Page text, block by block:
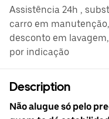
Assistência 24h ,
carro em
desconto em
por indicação
Description
Não alugue só pelo